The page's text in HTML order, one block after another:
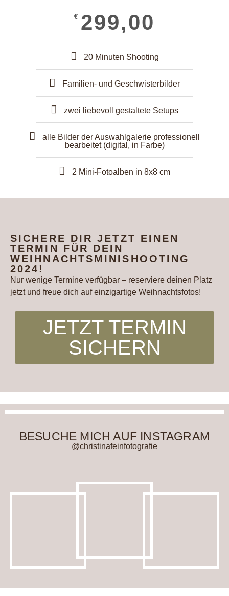
€ 299,00
20 Minuten Shooting
Familien- und Geschwisterbilder
zwei liebevoll gestaltete Setups
alle Bilder der Auswahlgalerie professionell
bearbeitet (digital, in Farbe)
2 Mini-Fotoalben in 8x8 cm
SICHERE DIR JETZT EINEN
TERMIN FÜR DEIN
WEIHNACHTSMINISHOOTING
2024!
Nur wenige Termine verfügbar – reserviere deinen Platz
jetzt und freue dich auf einzigartige Weihnachtsfotos!
JETZT TERMIN
SICHERN
BESUCHE MICH AUF INSTAGRAM
@christinafeinfotografie